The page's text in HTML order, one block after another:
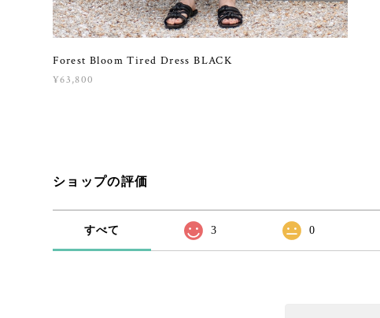
Forest Bloom Tired Dress BLACK
¥63,800
ショップの評価
すべて 3 0